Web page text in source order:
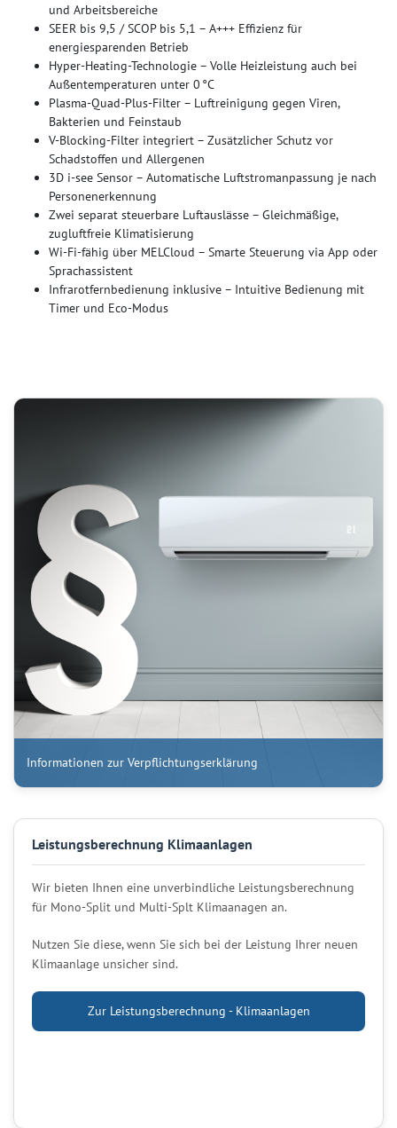
und Arbeitsbereiche
SEER bis 9,5 / SCOP bis 5,1 – A+++ Effizienz für
energiesparenden Betrieb
Hyper-Heating-Technologie – Volle Heizleistung auch bei
Außentemperaturen unter 0 °C
Plasma-Quad-Plus-Filter – Luftreinigung gegen Viren,
Bakterien und Feinstaub
V-Blocking-Filter integriert – Zusätzlicher Schutz vor
Schadstoffen und Allergenen
3D i-see Sensor – Automatische Luftstromanpassung je nach
Personenerkennung
Zwei separat steuerbare Luftauslässe – Gleichmäßige,
zugluftfreie Klimatisierung
Wi-Fi-fähig über MELCloud – Smarte Steuerung via App oder
Sprachassistent
Infrarotfernbedienung inklusive – Intuitive Bedienung mit
Timer und Eco-Modus
Informationen zur Verpflichtungserklärung
Leistungsberechnung Klimaanlagen
Wir bieten Ihnen eine unverbindliche Leistungsberechnung
für Mono-Split und Multi-Splt Klimaanagen an.
Nutzen Sie diese, wenn Sie sich bei der Leistung Ihrer neuen
Klimaanlage unsicher sind.
Zur Leistungsberechnung - Klimaanlagen